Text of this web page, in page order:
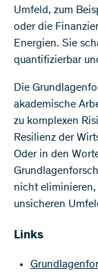
Umfeld, zum
oder die
Energien. Sie
quantifizierbar
Die
akademische
zu komplexen
Resilienz der
Oder in den
nicht
unsicheren
Links